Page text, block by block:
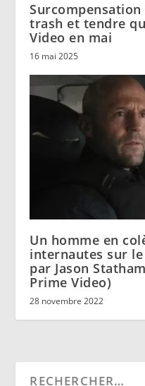
trash et tendre
Video en mai
16 mai 2025
Un homme en
internautes sur
par Jason
Prime Video)
28 novembre 2022